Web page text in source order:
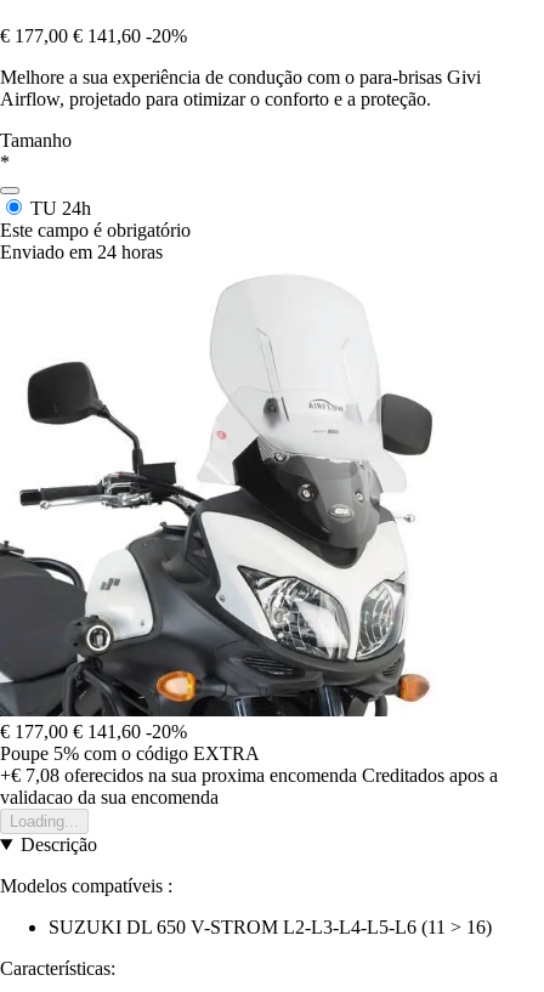
€ 177,00 € 141,60 -20%
Melhore a sua experiência de condução com o para-brisas Givi
Airflow, projetado para otimizar o conforto e a proteção.
Tamanho
*
TU 24h
Este campo é obrigatório
Enviado em 24 horas
€ 177,00 € 141,60 -20%
Poupe 5% com o código EXTRA
+€ 7,08 oferecidos na sua proxima encomenda Creditados apos a
validacao da sua encomenda
Loading...
Descrição
Modelos compatíveis :
SUZUKI DL 650 V-STROM L2-L3-L4-L5-L6 (11 > 16)
Características: